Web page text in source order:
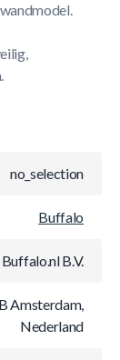
no_selection
Buffalo
Buffalo.nl B.V.
Amsterdam,
Nederland